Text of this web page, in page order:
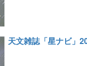
天文雑誌「星ナビ」